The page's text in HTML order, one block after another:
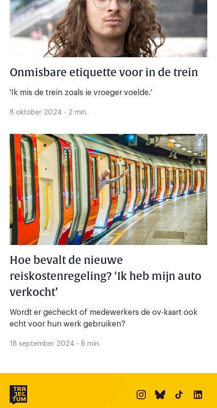
Onmisbare etiquette voor in de trein
'Ik mis de trein zoals ie vroeger voelde.'
8 oktober 2024 - 2 min.
Hoe bevalt de nieuwe
reiskostenregeling? ‘Ik heb mijn auto
verkocht’
Wordt er gecheckt of medewerkers de ov-kaart ook
echt voor hun werk gebruiken?
18 september 2024 - 8 min.